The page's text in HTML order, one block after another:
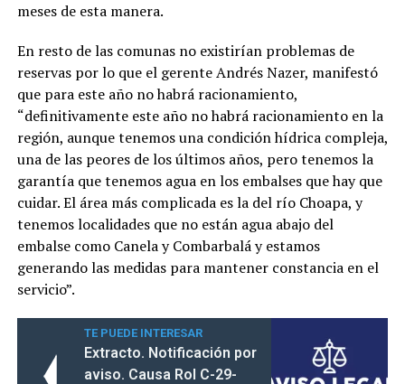
meses de esta manera.
En resto de las comunas no existirían problemas de
reservas por lo que el gerente Andrés Nazer, manifestó
que para este año no habrá racionamiento,
“definitivamente este año no habrá racionamiento en la
región, aunque tenemos una condición hídrica compleja,
una de las peores de los últimos años, pero tenemos la
garantía que tenemos agua en los embalses que hay que
cuidar. El área más complicada es la del río Choapa, y
tenemos localidades que no están agua abajo del
embalse como Canela y Combarbalá y estamos
generando las medidas para mantener constancia en el
servicio”.
TE PUEDE INTERESAR
Extracto. Notificación por
aviso. Causa Rol C-29-